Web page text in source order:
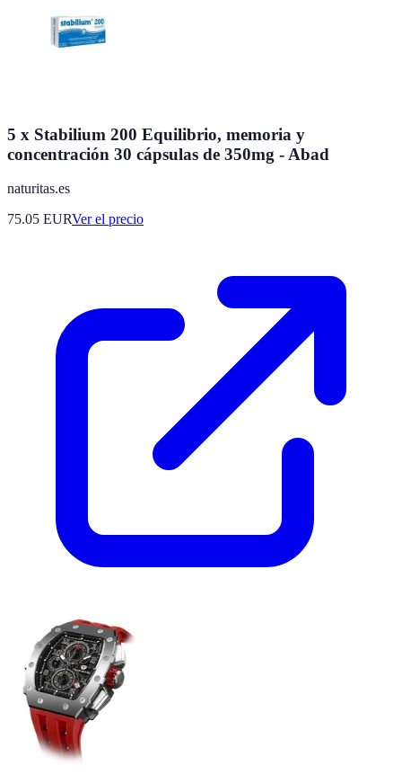
5 x Stabilium 200 Equilibrio, memoria y
concentración 30 cápsulas de 350mg - Abad
naturitas.es
75.05 EURVer el precio